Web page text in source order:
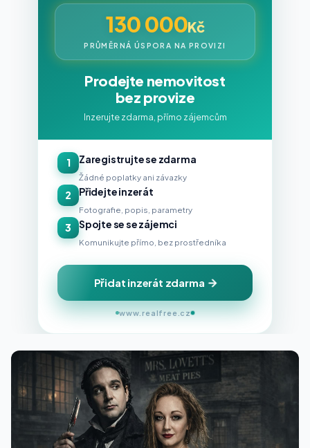
130 000Kč
PRŮMĚRNÁ ÚSPORA NA PROVIZI
Prodejte nemovitost
bez provize
Inzerujte zdarma, přímo zájemcům
1 Zaregistrujte se zdarma
Žádné poplatky ani závazky
2 Přidejte inzerát
Fotografie, popis, parametry
3 Spojte se se zájemci
Komunikujte přímo, bez prostředníka
Přidat inzerát zdarma
www.realfree.cz